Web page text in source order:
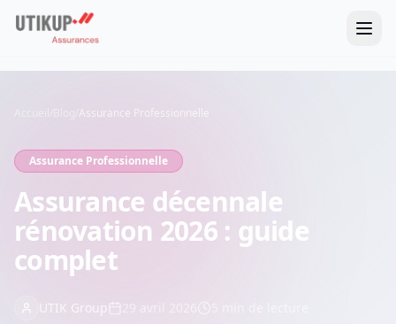
Assurance Professionnelle
Assurance Professionnelle
Assurance décennale
rénovation 2026 : guide
complet
UTIK Group